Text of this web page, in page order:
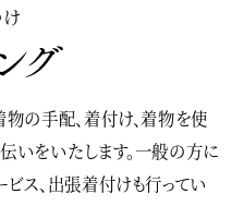
物の手配、着付け、着物を使
いをいたします。一般の方に
ス、出張着付けも行ってい